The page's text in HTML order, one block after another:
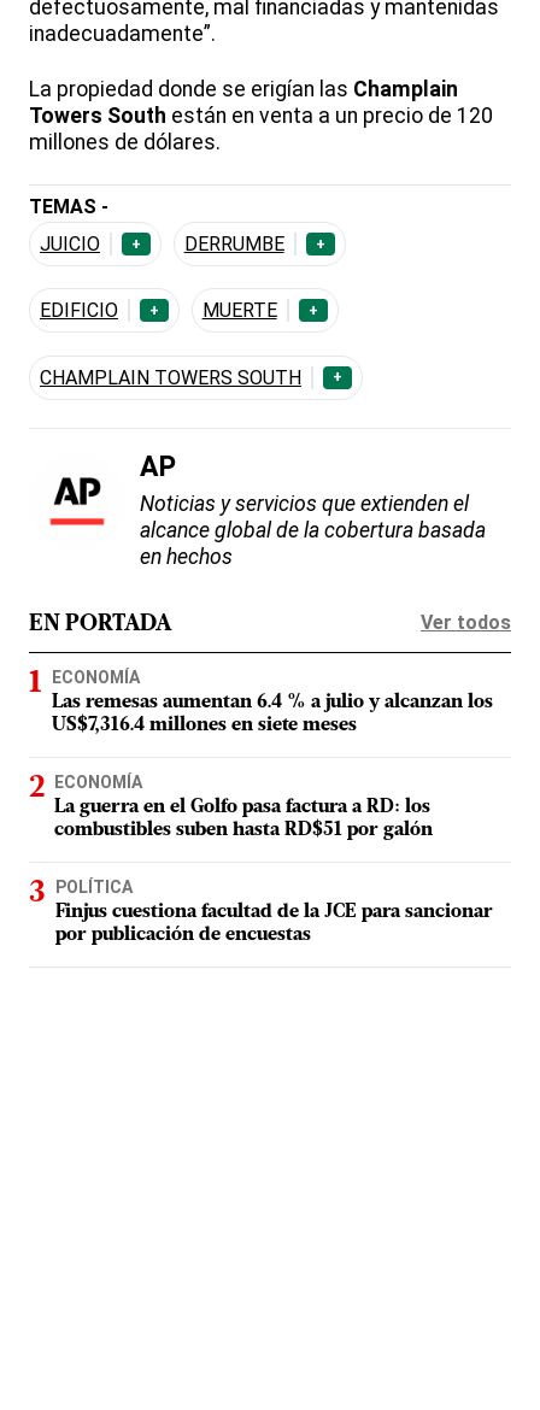
defectuosamente, mal financiadas y mantenidas
inadecuadamente”.
La propiedad donde se erigían las Champlain
Towers South están en venta a un precio de 120
millones de dólares.
TEMAS -
JUICIO
+ DERRUMBE +
EDIFICIO + MUERTE +
CHAMPLAIN TOWERS SOUTH +
AP
Noticias y servicios que extienden el
alcance global de la cobertura basada
en hechos
EN PORTADA Ver todos
ECONOMÍA
Las remesas aumentan 6.4 % a julio y alcanzan los
US$7,316.4 millones en siete meses
ECONOMÍA
La guerra en el Golfo pasa factura a RD: los
combustibles suben hasta RD$51 por galón
POLÍTICA
Finjus cuestiona facultad de la JCE para sancionar
por publicación de encuestas